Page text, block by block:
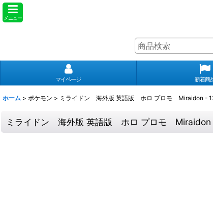
メニュー
マイページ 新着商
ホーム > ポケモン > ミライドン 海外版 英語版 ホロ プロモ Miraidon -
ミライドン 海外版 英語版 ホロ プロモ